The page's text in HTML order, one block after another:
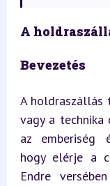
A
Bevezetés
A holdraszállás
vagy a technika
az emberiség
hogy elérje a
Endre